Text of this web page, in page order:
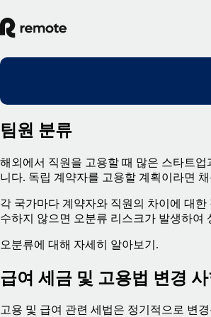
팀원 분류
해외에서 직원을 고용할 때 많은 스타트
니다. 독립 계약자를 고용할 계획이라면
각 국가마다 계약자와 직원의 차이에 대
수하지 않으면 오분류 리스크가 발생하여
오분류에 대해 자세히 알아보기 .
급여 세금 및 고용법 변경
고용 및 급여 관련 세법은 정기적으로 변